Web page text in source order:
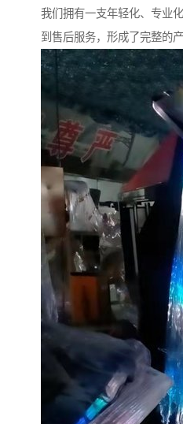
我们拥有一支年轻化、专业
到售后服务，形成了完整的产